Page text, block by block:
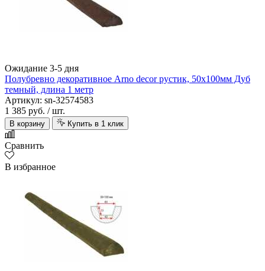
Ожидание 3-5 дня
Полубревно декоративное Arno decor рустик, 50х100мм Дуб
темный, длина 1 метр
Артикул: sn-32574583
1 385 руб. / шт.
В корзину Купить в 1 клик
Сравнить
В избранное